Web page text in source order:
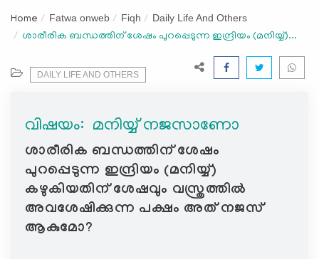
g
l
i
g
t
i
o
n
Home Fatwa onweb Fiqh Daily Life And Others
ശാരീരിക ബന്ധത്തിന് ശേഷം പുറപ്പെടുന്ന ഇന്ദ്രിയം (മനിയ്യ്)...
DAILY LIFE AND OTHERS
വിഷയം: ‍ മനിയ്യ് നജസാണോ
ശാരീരിക ബന്ധത്തിന് ശേഷം
പുറപ്പെടുന്ന ഇന്ദ്രിയം (മനിയ്യ്)
കഴുകിയതിന് ശേഷവും വസ്ത്രത്തിൽ
അവശേഷിക്കുന്ന പക്ഷം അത് നജസ്
ആകുമോ?